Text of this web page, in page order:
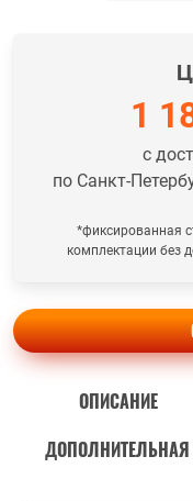
1
с
по Санкт-
*фиксированная
комплектации без
ОПИСАНИЕ